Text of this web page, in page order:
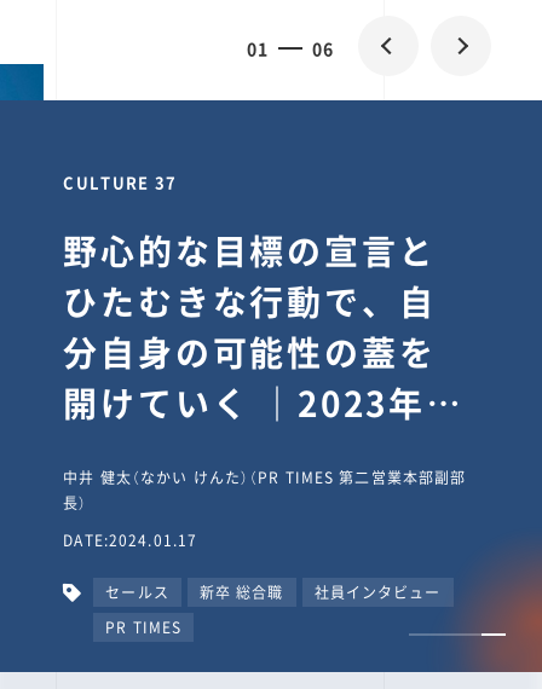
0 06
CULTURE 30
逆境では自分のスタン
スを変え“予想を裏切
り、期待を超える”【真
輔塾・前編】
山田真輔（やまだ しんすけ）（執行役員 兼 Jooto事業部
長）
DATE:2023.09.08
カルチャー CxO キャリア入社 Jooto